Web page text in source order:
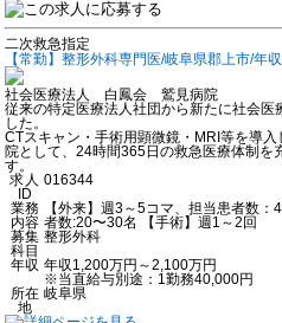
二次救急指定
【常勤】整形外科専門医/岐阜県郡上市/年
社会医療法人 白鳳会 鷲見病院
従来の特定医療法人社団から新たに社会医
した。
CTスキャン・手術用顕微鏡・MRI等を導
院として、24時間365日の救急医療体制を
す。
求人
ID
016344
業務
内容
【外来】週3～5コマ、担当患者数
者数:20〜30名 【手術】週1～2回
募集
科目
整形外科
年収 年収1,200万円～2,100万円
※当直給与別途：1勤務40,000円
所在
地
岐阜県